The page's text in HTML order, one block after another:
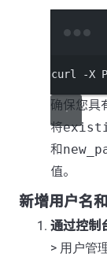
curl -X
确保您具
将
和
值。
新增用户名
通过控制
> 用户管